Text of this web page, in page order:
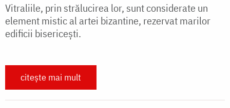
Vitraliile, prin strălucirea lor, sunt considerate un
element mistic al artei bizantine, rezervat marilor
edificii bisericești.
citește mai mult